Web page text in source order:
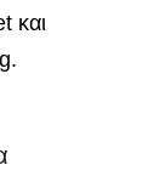
και